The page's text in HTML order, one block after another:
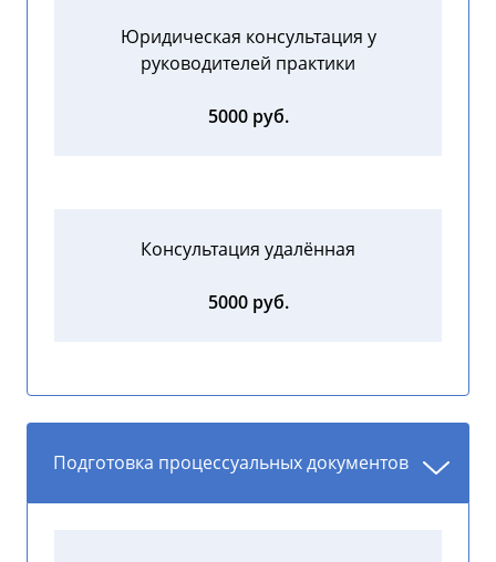
Юридическая консультация у
руководителей практики
5000 руб.
Консультация удалённая
5000 руб.
Подготовка процессуальных документов